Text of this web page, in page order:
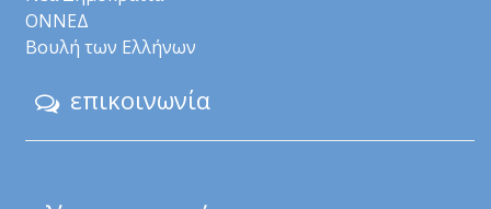
ΟΝΝΕΔ
Βουλή των Ελλήνων
επικοινωνία